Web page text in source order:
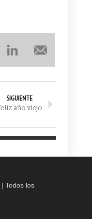
SIGUIENTE
año viejo
Todos los